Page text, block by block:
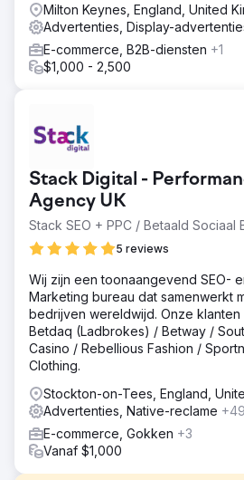
Milton Keynes, England, United
Advertenties, Display-
E-commerce, B2B-diensten +1
$1,000 - 2,500
Stack Digital -
Agency UK
Stack SEO + PPC / Betaald Sociaal
5 reviews
Wij zijn een toonaangevend SEO-
Marketing bureau dat samenwerkt
bedrijven wereldwijd. Onze
Betdaq (Ladbrokes) / Betway /
Casino / Rebellious Fashion /
Clothing.
Stockton-on-Tees, England,
Advertenties, Native-reclame +49
E-commerce, Gokken +3
Vanaf $1,000